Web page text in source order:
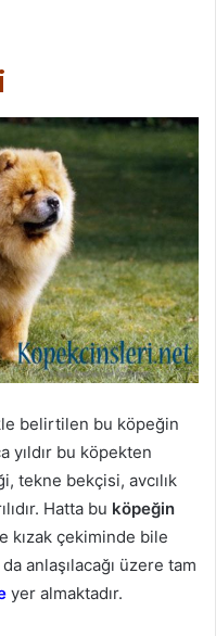
belirtilen bu köpeğin
yıldır bu köpekten
tekne bekçisi, avcılık
Hatta bu köpeğin
kızak çekiminde bile
anlaşılacağı üzere tam
yer almaktadır.